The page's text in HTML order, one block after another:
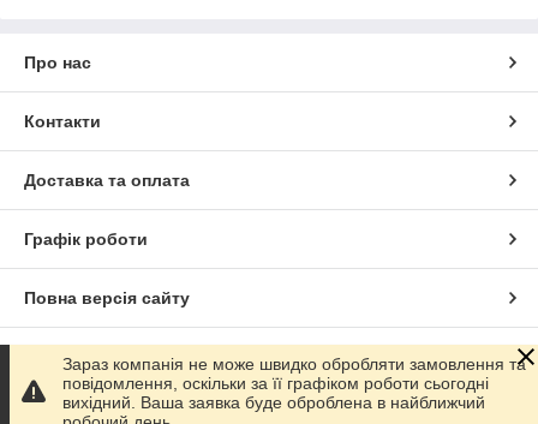
Про нас
Контакти
Доставка та оплата
Графік роботи
Повна версія сайту
Сайт створено на маркетплейсіProm.ua
Політика конфіденційності
Зараз компанія не може швидко обробляти замовлення та
повідомлення, оскільки за її графіком роботи сьогодні
вихідний. Ваша заявка буде оброблена в найближчий